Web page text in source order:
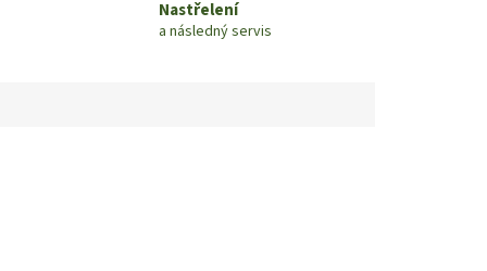
Nastřelení
a následný servis